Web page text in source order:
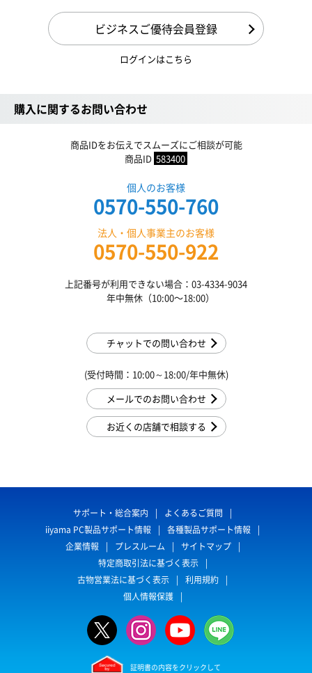
ビジネスご優待会員登録
ログインはこちら
購入に関するお問い合わせ
商品IDをお伝えでスムーズにご相談が可能
商品ID 583400
個人のお客様
0570-550-760
法人・個人事業主のお客様
0570-550-922
上記番号が利用できない場合：03-4334-9034
年中無休（10:00〜18:00）
チャットでの問い合わせ
(受付時間：10:00～18:00/年中無休)
メールでのお問い合わせ
お近くの店舗で相談する
サポート・総合案内
よくあるご質問
iiyama PC製品サポート情報
各種製品サポート情報
企業情報
プレスルーム
サイトマップ
特定商取引法に基づく表示
古物営業法に基づく表示
利用規約
個人情報保護
証明書の内容をクリックして